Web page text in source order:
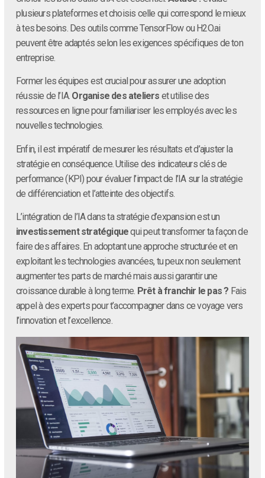
plusieurs plateformes et choisis celle qui correspond le mieux
à tes besoins. Des outils comme TensorFlow ou H2O.ai
peuvent être adaptés selon les exigences spécifiques de ton
entreprise.
Former les équipes est crucial pour assurer une adoption
réussie de l’IA. Organise des ateliers et utilise des
ressources en ligne pour familiariser les employés avec les
nouvelles technologies.
Enfin, il est impératif de mesurer les résultats et d’ajuster la
stratégie en conséquence. Utilise des indicateurs clés de
performance (KPI) pour évaluer l’impact de l’IA sur la stratégie
de différenciation et l’atteinte des objectifs.
L’intégration de l’IA dans ta stratégie d’expansion est un
investissement stratégiquequi peut transformer ta façon de
faire des affaires. En adoptant une approche structurée et en
exploitant les technologies avancées, tu peux non seulement
augmenter tes parts de marché mais aussi garantir une
croissance durable à long terme. Prêt à franchir le pas ? Fais
appel à des experts pour t’accompagner dans ce voyage vers
l’innovation et l’excellence.